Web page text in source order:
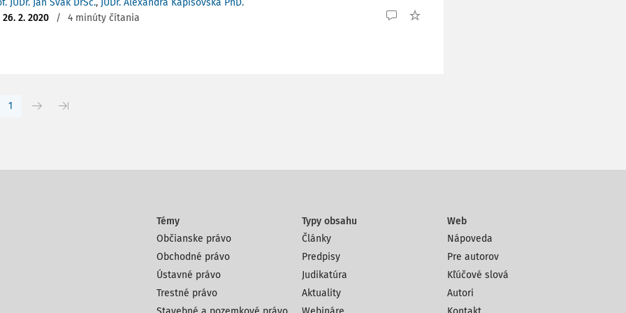
26. 2. 2020 / 4 minúty čítania
1
Témy
Občianske právo
Obchodné právo
Ústavné právo
Trestné právo
Typy obsahu
Články
Predpisy
Judikatúra
Aktuality
Web
Nápoveda
Pre autorov
Kľúčové slová
Autori